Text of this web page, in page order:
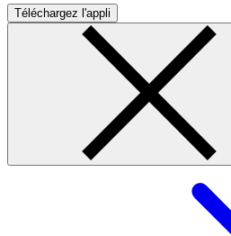
Téléchargez l'appli